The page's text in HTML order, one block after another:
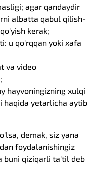
agar qandaydir
albatta qabul qilish-
kerak;
u qo'rqqan yoki xafa
va video
hayvoningizning xulqi
haqida yetarlicha aytib
demak, siz yana
foydalanishingiz
buni qiziqarli ta'til deb